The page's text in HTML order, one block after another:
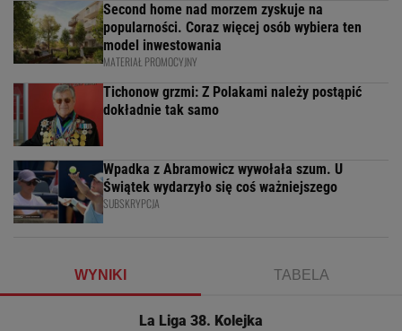
Second home nad morzem zyskuje na
popularności. Coraz więcej osób wybiera ten
model inwestowania
MATERIAŁ PROMOCYJNY
Tichonow grzmi: Z Polakami należy postąpić
dokładnie tak samo
Wpadka z Abramowicz wywołała szum. U
Świątek wydarzyło się coś ważniejszego
SUBSKRYPCJA
WYNIKI TABELA
La Liga 38. Kolejka